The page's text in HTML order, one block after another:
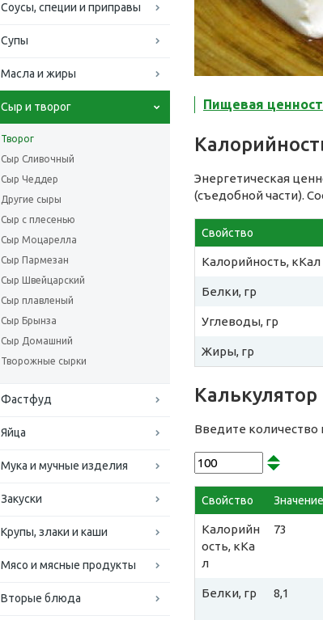
Соусы, специи и приправы
Супы
Масла и жиры
Сыр и творог
Творог
Сыр Сливочный
Сыр Чеддер
Другие сыры
Сыр с плесенью
Сыр Моцарелла
Сыр Пармезан
Сыр Швейцарский
Сыр плавленый
Сыр Брынза
Сыр Домашний
Творожные сырки
Фастфуд
Яйца
Мука и мучные изделия
Закуски
Крупы, злаки и каши
Мясо и мясные продукты
Вторые блюда
Пищевая
Энергетическая
(съедобной части).
Свойство
Калорийность, кКал
Белки, гр
Углеводы, гр
Жиры, гр
Калькулятор
Введите количество
Свойство Значение
Калорийн
ость, кКа
л
73
Белки, гр 8,1